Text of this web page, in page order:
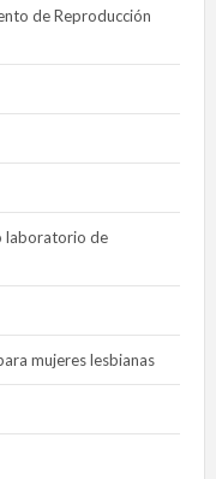
de Reproducción
laboratorio de
mujeres lesbianas